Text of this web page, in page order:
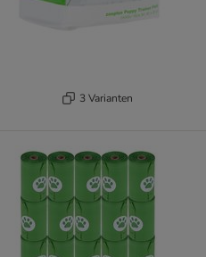
3 Varianten